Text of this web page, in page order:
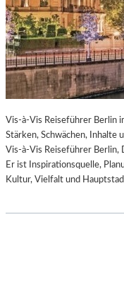
Vis-à-Vis Reiseführer Berlin
Stärken, Schwächen, Inhalte
Vis-à-Vis Reiseführer Berlin,
Er ist Inspirationsquelle,
Kultur, Vielfalt und